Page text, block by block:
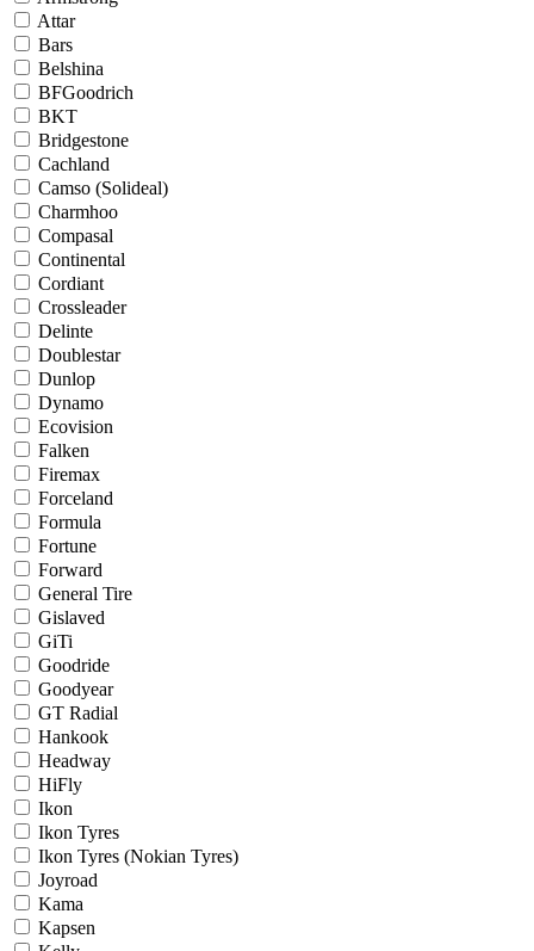
Attar
Bars
Belshina
BFGoodrich
BKT
Bridgestone
Cachland
Camso (Solideal)
Charmhoo
Compasal
Continental
Cordiant
Crossleader
Delinte
Doublestar
Dunlop
Dynamo
Ecovision
Falken
Firemax
Forceland
Formula
Fortune
Forward
General Tire
Gislaved
GiTi
Goodride
Goodyear
GT Radial
Hankook
Headway
HiFly
Ikon
Ikon Tyres
Ikon Tyres (Nokian Tyres)
Joyroad
Kama
Kapsen